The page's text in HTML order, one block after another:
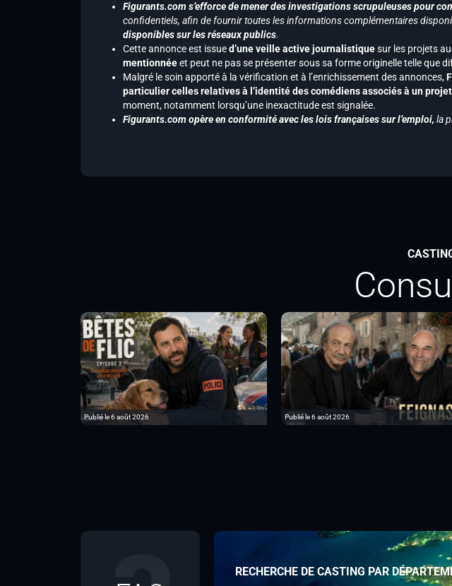
Figurants.com s’efforce de mener des investigations scrupuleuses pour
confidentiels, afin de fournir toutes les informations complémentaires
disponibles sur les réseaux publics.
Cette annonce est issued’une veille active journalistiquesur les projets
mentionnéeet peut ne pas se présenter sous sa forme originelle telle que
Malgré le soin apporté à la vérification et à l’enrichissement des annonces,
particulier celles relatives à l’identité des comédiens associés à un
moment, notamment lorsqu’une inexactitude est signalée.
Figurants.com opère en conformité avec les lois françaises sur l’emploi, la
Publié le 6 août 2026 Publié le 6 août 2026
RECHERCHE DE CASTING PAR